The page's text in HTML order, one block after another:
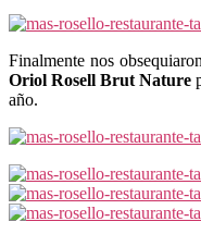
Finalmente nos
Oriol Rosell Brut Nature
año.